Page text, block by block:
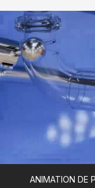
ANIMATION DE